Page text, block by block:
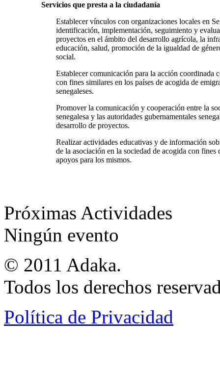
Servicios que presta a la ciudadanía
Establecer vínculos con organizaciones locales en
identificación, implementación, seguimiento y
proyectos en el ámbito del desarrollo agrícola, la
educación, salud, promoción de la igualdad de
social.
Establecer comunicación para la acción coordinada
con fines similares en los países de acogida de
senegaleses.
Promover la comunicación y cooperación entre la
senegalesa y las autoridades gubernamentales
desarrollo de proyectos.
Realizar actividades educativas y de información
de la asociación en la sociedad de acogida con fines
apoyos para los mismos.
Próximas Actividades
Ningún evento
© 2011 Adaka.
Todos los derechos
Política de Privacidad